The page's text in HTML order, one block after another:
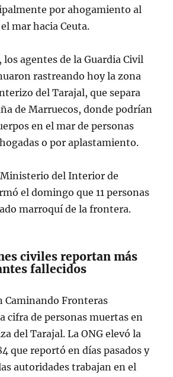
por ahogamiento al
mar hacia Ceuta.
agentes de la Guardia Civil
rastreando hoy la zona
del Tarajal, que separa
de Marruecos, donde podrían
en el mar de personas
o por aplastamiento.
del Interior de
el domingo que 11 personas
marroquí de la frontera.
civiles reportan más
fallecidos
Caminando Fronteras
cifra de personas muertas en
del Tarajal. La ONG elevó la
que reportó en días pasados y
autoridades trabajan en el